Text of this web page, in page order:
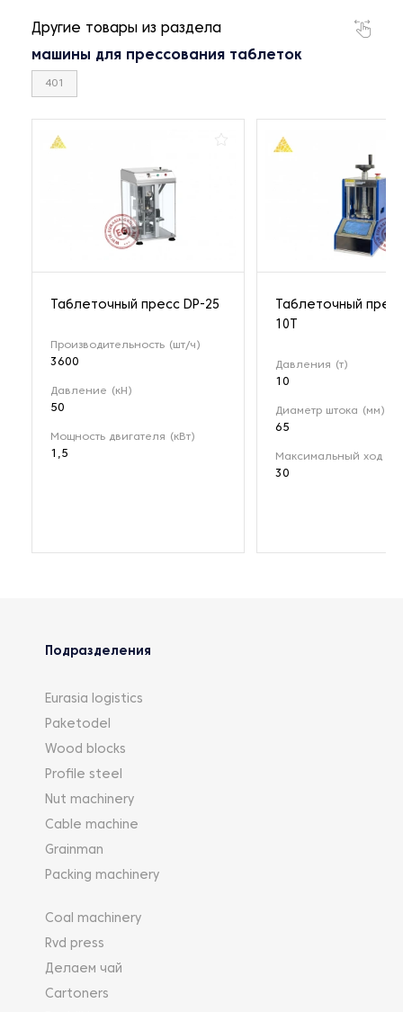
Другие товары из раздела
машины для прессования таблеток
401
Таблеточный пресс DP-25
Производительность (шт/ч)
3600
Давление (кН)
50
Мощность двигателя (кВт)
1,5
Таблеточный
10T
Давления (т)
10
Диаметр штока (мм)
65
Максимальный ход
30
Подразделения
Eurasia logistics
Paketodel
Wood blocks
Profile steel
Nut machinery
Cable machine
Grainman
Packing machinery
Coal machinery
Rvd press
Делаем чай
Cartoners